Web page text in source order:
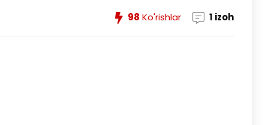
98 Ko'rishlar 1 izoh